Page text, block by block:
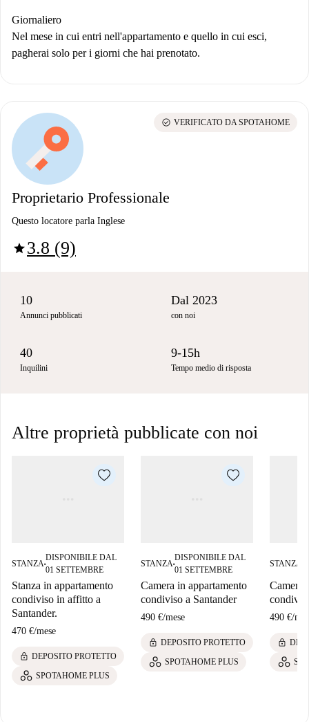
Giornaliero
Nel mese in cui entri nell'appartamento e quello in cui esci,
pagherai solo per i giorni che hai prenotato.
Proprietario Professionale
Questo locatore parla Inglese
star3.8 (9)
check_circle VERIFICATO DA SPOTAHOME
10
Annunci pubblicati
Dal 2023
con noi
40
Inquilini
9-15h
Tempo medio di risposta
Altre proprietà pubblicate con noi
STANZA■
DISPONIBILE DAL
01 SETTEMBRE
Stanza in appartamento
condiviso in affitto a
Santander.
470 €/mese
lock DEPOSITO PROTETTO
SPOTAHOME PLUS
STANZA■
DISPONIBILE DAL
01 SETTEMBRE
Camera in appartamento
condiviso a Santander
490 €/mese
lock DEPOSITO PROTETTO
SPOTAHOME PLUS
STANZA
Camera
490 €/
lock